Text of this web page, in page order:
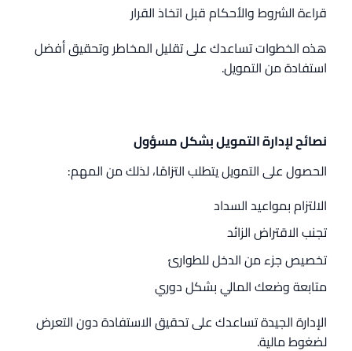
قراءة الشروط والأحكام قبل اتخاذ القرار
هذه الخطوات تساعدك على تقليل المخاطر وتحقيق أفضل
استفادة من التمويل.
نصائح لإدارة التمويل بشكل مسؤول
الحصول على التمويل يتطلب التزامًا، لذلك من المهم:
الالتزام بمواعيد السداد
تجنب الاقتراض الزائد
تخصيص جزء من الدخل للطوارئ
متابعة وضعك المالي بشكل دوري
الإدارة الجيدة تساعدك على تحقيق الاستفادة دون التعرض
لضغوط مالية.